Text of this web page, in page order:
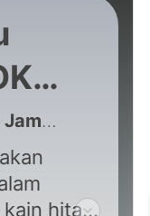
Hantu Seram S5EP29
hitam